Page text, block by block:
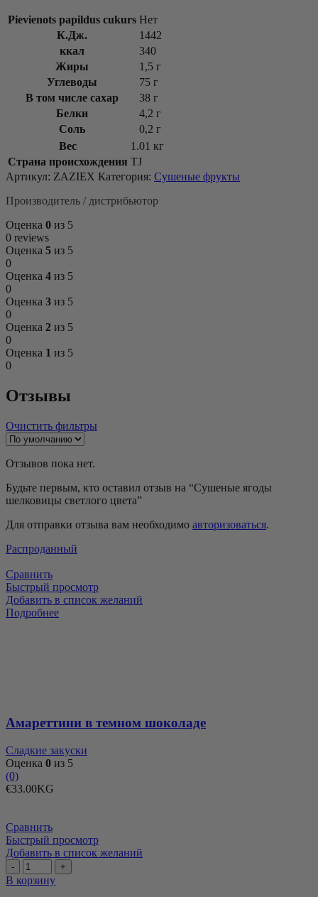
Pievienots papildus cukurs Нет
К.Дж.
1442
ккал
340
Жиры
1,5 г
Углеводы
75 г
В том числе сахар
38 г
Белки
4,2 г
Соль
0,2 г
Вес
1.01 кг
Страна происхождения TJ
Артикул: ZAZIEX Категория: Сушеные фрукты
Производитель / дистрибьютор
Оценка 0 из 5
0 reviews
Оценка 5 из 5
0
Оценка 4 из 5
0
Оценка 3 из 5
0
Оценка 2 из 5
0
Оценка 1 из 5
0
Отзывы
Очистить фильтры
Отзывов пока нет.
Будьте первым, кто оставил отзыв на “Сушеные ягоды
шелковицы светлого цвета”
Для отправки отзыва вам необходимо авторизоваться.
Распроданный
Сравнить
Быстрый просмотр
Добавить в список желаний
Подробнее
Амареттини в темном шоколаде
Сладкие закуски
Оценка 0 из 5
(0)
€33.00KG
Сравнить
Быстрый просмотр
Добавить в список желаний
Количество
товара
Апельсиновые
В корзину